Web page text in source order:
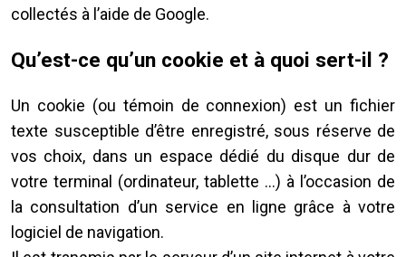
collectés à l’aide de Google.
Qu’est-ce qu’un cookie et à quoi sert-il ?
Un cookie (ou témoin de connexion) est un fichier
texte susceptible d’être enregistré, sous réserve de
vos choix, dans un espace dédié du disque dur de
votre terminal (ordinateur, tablette …) à l’occasion de
la consultation d’un service en ligne grâce à votre
logiciel de navigation.